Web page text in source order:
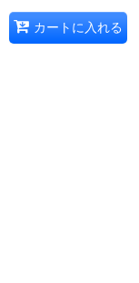
カートに入れる